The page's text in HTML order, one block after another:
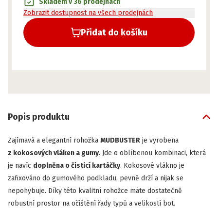
Přidat do košíku
Skladem v 36 prodejnách
Zobrazit dostupnost na všech prodejnách
Popis produktu
Zajímavá a elegantní rohožka MUDBUSTER je vyrobena
z kokosových vláken a gumy. Jde o oblíbenou kombinaci, která
je navíc doplněna o čisticí kartáčky. Kokosové vlákno je
zafixováno do gumového podkladu, pevně drží a nijak se
nepohybuje. Díky této kvalitní rohožce máte dostatečně
robustní prostor na očištění řady typů a velikostí bot.